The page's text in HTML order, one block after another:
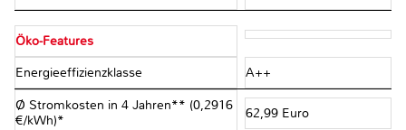
Öko-Features
Energieeffizienzklasse A++
Ø Stromkosten in 4 Jahren** (0,2916
€/kWh)*
62,99 Euro